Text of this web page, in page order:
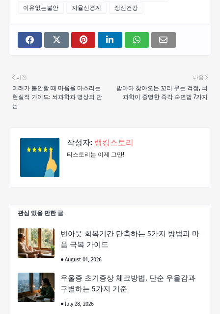
이유없는불안
자율신경계 정신건강
다음
밤마다 찾아오는 꼬리 무는 걱정, 뇌
과학이 증명한 즉각 숙면법 7가지
이전
미래가 불안할 때 마음을 다스리는
현실적 가이드: 뇌과학과 명상의 만
남
작성자: 랭킹스토리
티스토리는 이제 그만!
관심 있을 만한 글
번아웃 회복기간 단축하는 5가지 방법과 마
음 극복 가이드
August 01, 2026
우울증 초기증상 체크방법, 단순 우울감과
구별하는 5가지 기준
July 28, 2026